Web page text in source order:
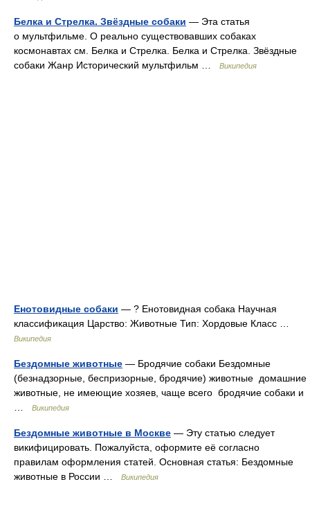
Белка и Стрелка. Звёздные собаки — Эта статья
о мультфильме. О реально существовавших собаках
космонавтах см. Белка и Стрелка. Белка и Стрелка. Звёздные
собаки Жанр Исторический мультфильм …
Википедия
Енотовидные собаки — ? Енотовидная собака Научная
классификация Царство: Животные Тип: Хордовые Класс …
Википедия
Бездомные животные — Бродячие собаки Бездомные
(безнадзорные, беспризорные, бродячие) животные домашние
животные, не имеющие хозяев, чаще всего бродячие собаки и
Википедия
Бездомные животные в Москве — Эту статью следует
викифицировать. Пожалуйста, оформите её согласно
правилам оформления статей. Основная статья: Бездомные
животные в России …
Википедия